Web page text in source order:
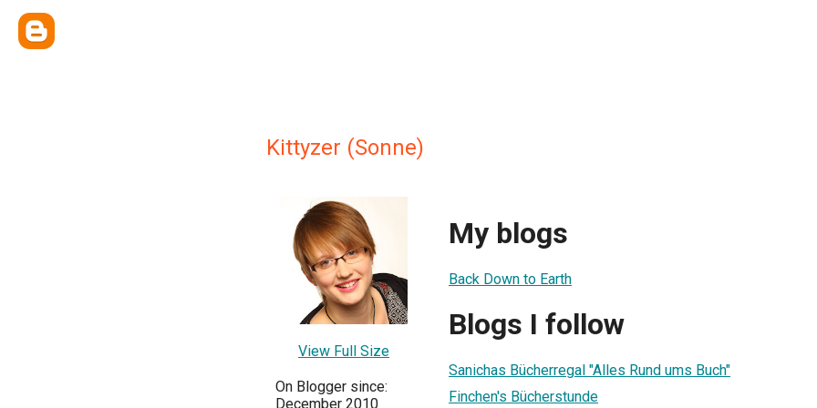
Kittyzer (Sonne)
View Full Size
On Blogger since:
December 2010
My blogs
Back Down to Earth
Blogs I follow
Sanichas Bücherregal "Alles Rund ums Buch"
Finchen's Bücherstunde